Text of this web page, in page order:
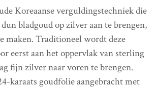
Koreaanse verguldingstechniek die
bladgoud op zilver aan te brengen,
maken. Traditioneel wordt deze
eerst aan het oppervlak van sterling
fijn zilver naar voren te brengen.
karaats goudfolie aangebracht met